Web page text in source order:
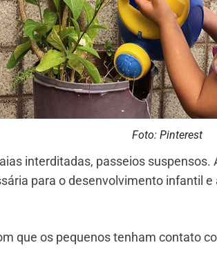
Foto: Pinterest
interditadas, passeios suspensos.
para o desenvolvimento infantil
que os pequenos tenham contato